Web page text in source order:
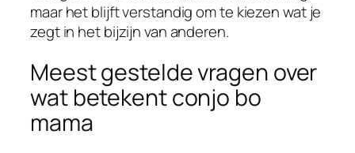
maar het blijft verstandig om te kiezen wat je
zegt in het bijzijn van anderen.
Meest gestelde vragen over
wat betekent conjo bo
mama